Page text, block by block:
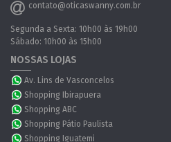
contato@oticaswanny.com.br
Segunda a Sexta: 10h00 às 19h00
Sábado: 10h00 às 15h00
NOSSAS LOJAS
Av. Lins de Vasconcelos
Shopping Ibirapuera
Shopping ABC
Shopping Pátio Paulista
Shopping Iguatemi